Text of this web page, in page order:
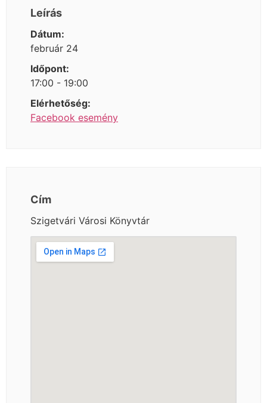
Leírás
Dátum:
február 24
Időpont:
17:00 - 19:00
Elérhetőség:
Facebook esemény
Cím
Szigetvári Városi Könyvtár